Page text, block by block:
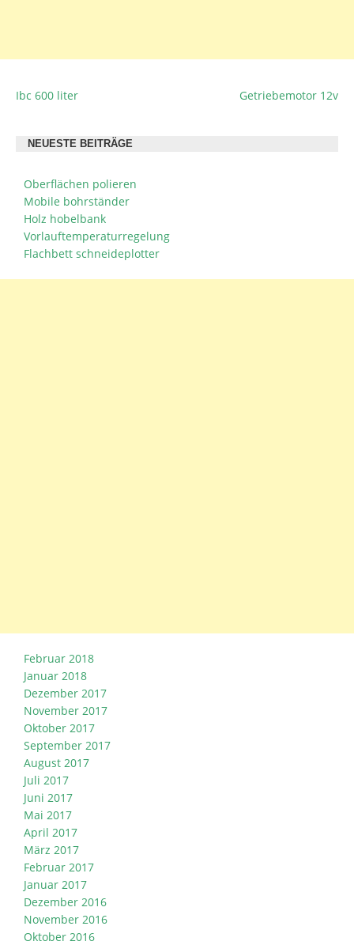
BEITRAGSNAVIGATION
Ibc 600 liter Getriebemotor 12v
NEUESTE BEITRÄGE
Oberflächen polieren
Mobile bohrständer
Holz hobelbank
Vorlauftemperaturregelung
Flachbett schneideplotter
Februar 2018
Januar 2018
Dezember 2017
November 2017
Oktober 2017
September 2017
August 2017
Juli 2017
Juni 2017
Mai 2017
April 2017
März 2017
Februar 2017
Januar 2017
Dezember 2016
November 2016
Oktober 2016